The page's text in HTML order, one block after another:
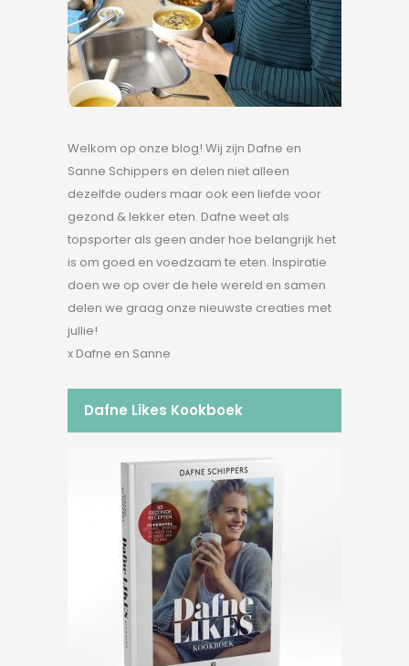
Welkom op onze blog! Wij zijn Dafne en
Sanne Schippers en delen niet alleen
dezelfde ouders maar ook een liefde voor
gezond & lekker eten. Dafne weet als
topsporter als geen ander hoe belangrijk het
is om goed en voedzaam te eten. Inspiratie
doen we op over de hele wereld en samen
delen we graag onze nieuwste creaties met
jullie!
x Dafne en Sanne
Dafne Likes Kookboek